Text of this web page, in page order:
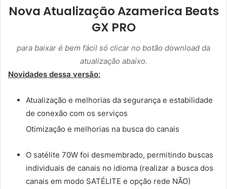
Nova Atualização Azamerica Beats
GX PRO
para baixar é bem fácil só clicar no botão download da
atualização abaixo.
Novidades dessa versão:
Atualização e melhorias da segurança e estabilidade
de conexão com os serviços
Otimização e melhorias na busca do canais
O satélite 70W foi desmembrado, permitindo buscas
individuais de canais no idioma (realizar a busca dos
canais em modo SATÉLITE e opção rede NÃO)